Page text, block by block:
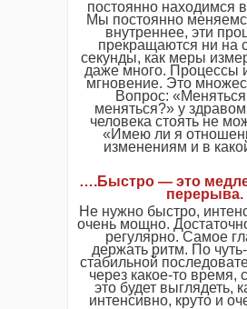
постоянно находимся
Мы постоянно
внутреннее, эти
прекращаются ни на
секунды, как меры
даже много. Процессы
мгновение. Это
Вопрос:
меняться?» у
человека стоять не
«Имею ли я
изменениям и в
….Быстро — это
перерыва.
Не нужно быстро,
очень мощно.
регулярно. Самое
держать ритм. По
стабильной
через какое-то время,
это будет выглядеть,
интенсивно, круто и